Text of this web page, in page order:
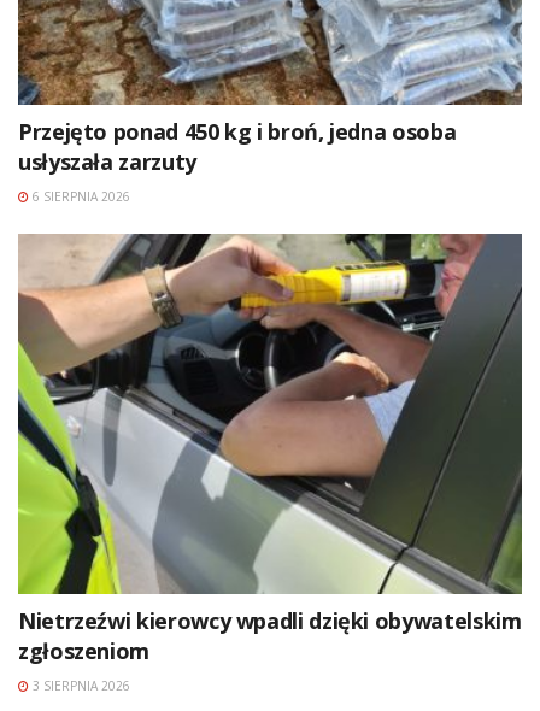
Przejęto ponad 450 kg i broń, jedna osoba
usłyszała zarzuty
6 SIERPNIA 2026
Nietrzeźwi kierowcy wpadli dzięki obywatelskim
zgłoszeniom
3 SIERPNIA 2026